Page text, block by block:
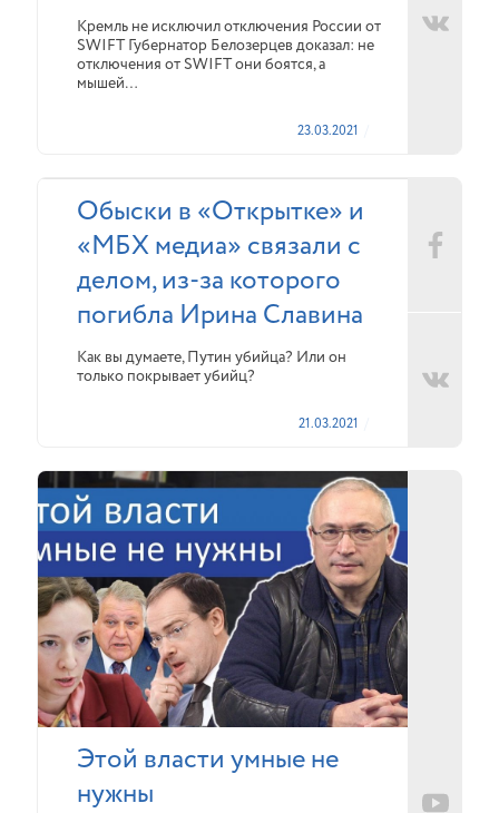
Кремль не исключил отключения России от
SWIFT Губернатор Белозерцев доказал: не
отключения от SWIFT они боятся, а
мышей…
23.03.2021
Обыски в «Открытке» и
«МБХ медиа» связали с
делом, из-за которого
погибла Ирина Славина
Как вы думаете, Путин убийца? Или он
только покрывает убийц?
21.03.2021
Этой власти умные не
нужны